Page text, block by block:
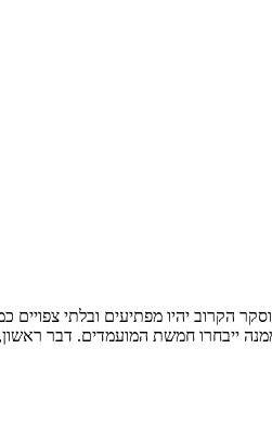
הקרוב יהיו מפתיעים ובלתי
ייבחרו חמשת המועמדים. דבר